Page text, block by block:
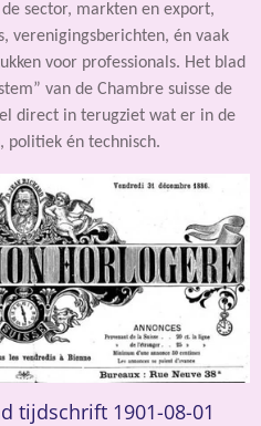
sector, markten en export,
verenigingsberichten, én vaak
voor professionals. Het blad
van de Chambre suisse de
direct in terugziet wat er in de
politiek én technisch.
tijdschrift 1901-08-01